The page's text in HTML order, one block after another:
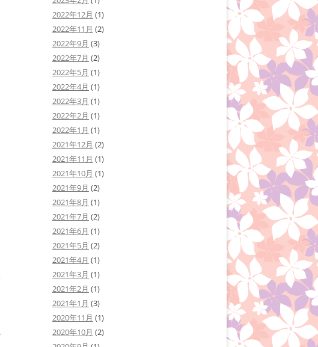
2022年12月 (1)
2022年11月 (2)
2022年9月 (3)
2022年7月 (2)
2022年5月 (1)
2022年4月 (1)
2022年3月 (1)
2022年2月 (1)
2022年1月 (1)
2021年12月 (2)
2021年11月 (1)
2021年10月 (1)
2021年9月 (2)
2021年8月 (1)
2021年7月 (2)
2021年6月 (1)
2021年5月 (2)
2021年4月 (1)
2021年3月 (1)
2021年2月 (1)
2021年1月 (3)
2020年11月 (1)
2020年10月 (2)